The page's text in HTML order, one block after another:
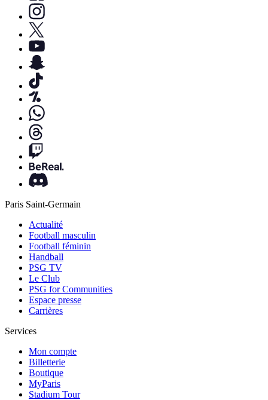
Paris Saint-Germain
Actualité
Football masculin
Football féminin
Handball
PSG TV
Le Club
PSG for Communities
Espace presse
Carrières
Services
Mon compte
Billetterie
Boutique
MyParis
Stadium Tour